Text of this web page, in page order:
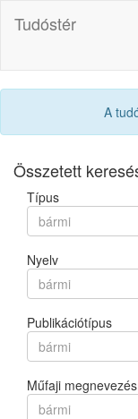
Tudóstér
A
Összetett
Típus
bármi
Nyelv
bármi
Publikációtípus
bármi
Műfaji megnevezés
bármi